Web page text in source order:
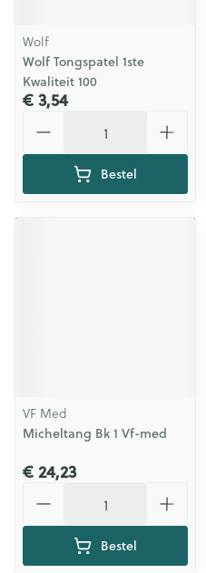
Wolf
Wolf Tongspatel 1ste
Kwaliteit 100
€ 3,54
Bestel
VF Med
Micheltang Bk 1 Vf-med
€ 24,23
Bestel